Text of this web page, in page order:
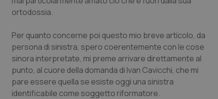
Quotidiano Oncologia
Quotidiano Pediatria
Rene & patologie urogenitali
Salute orale & impianti
ortodossia.
Per quanto concerne poi questo mio breve articolo, da
persona di sinistra, spero coerentemente con le cose
sinora interpretate, mi preme arrivare direttamente al
punto, al cuore della domanda di Ivan Cavicchi, che mi
pare essere quella se esiste oggi una sinistra
identificabile come soggetto riformatore.